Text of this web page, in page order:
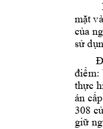
mặt v
của
sử
điểm:
thực
án
308
giữ